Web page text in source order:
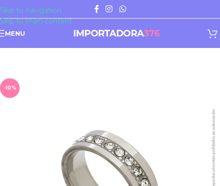
Skip to navigation
Skip to main content
MENU
-10%